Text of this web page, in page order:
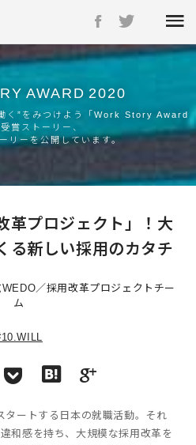
AWARD 2020
く”をみつけよう「Work Story Award
賞ストーリー、
リーを公開しています。
革プロジェクト」！大
る新しい採用のカタチ
／採用改革プロジェクトチー
ム
タートする日本の就職活動。それ
和感を持ち、大規模な採用改革を